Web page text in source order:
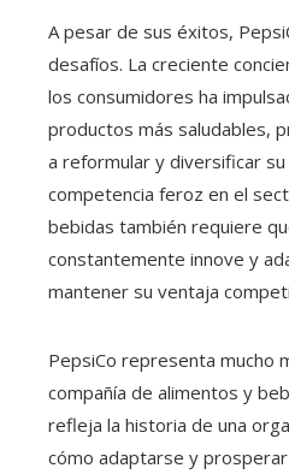
A pesar de sus éxitos,
desafíos. La creciente
los consumidores ha
productos más saludables,
a reformular y diversificar
competencia feroz en el
bebidas también requiere
constantemente innove y
mantener su ventaja
PepsiCo representa mucho
compañía de alimentos y
refleja la historia de una
cómo adaptarse y